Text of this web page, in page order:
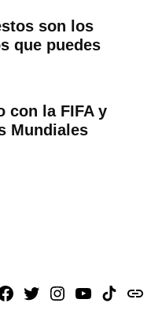
son los
que puedes
con la FIFA y
Mundiales
X Instagram
YoutubeTikTokissuu